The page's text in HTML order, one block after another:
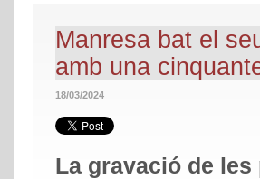
Manresa bat el
amb una
18/03/2024
La gravació de les